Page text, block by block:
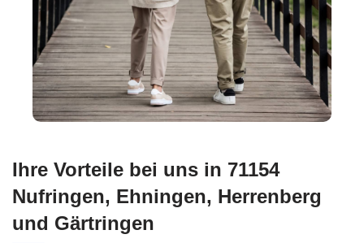
Ihre Vorteile bei uns in 71154
Nufringen, Ehningen, Herrenberg
und Gärtringen